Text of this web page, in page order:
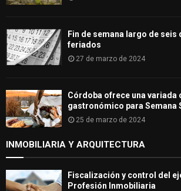
Fin de semana largo de
feriados
27 de marzo de 2024
Córdoba ofrece una variada
gastronómico para Semana
25 de marzo de 2024
INMOBILIARIA Y ARQUITECTURA
Fiscalización y control del
Profesión Inmobiliaria